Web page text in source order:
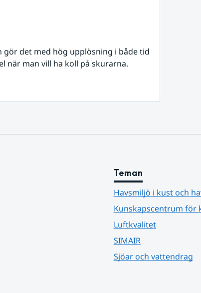
det med hög upplösning i både tid
när man vill ha koll på skurarna.
Teman
Havsmiljö i kust och
Kunskapscentrum för
Luftkvalitet
SIMAIR
Sjöar och vattendrag